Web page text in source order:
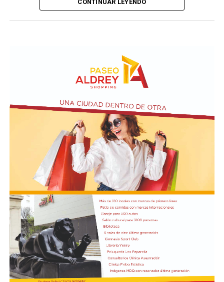
necesitamos", aclaró.Noticias Relacionadas
vuelve el trueque, ¿qué orden es eso?", se preguntó
Kicillof y acusó al gobierno de Milei de "crueldad y
abandono deliberados" en beneficio del FMI.
Además de Otermín, en la visita al municipio el
economista estuvo acompañado por el ministro de
Seguridad bonaerense, Javier Alonso. Allí participó de la
inauguración de una Unidad Táctica de Operaciones
Inmediatas (UTOI).
Luego se refirió al viaje que hizo Georgieva a Vaca
Muerta junto al ministro Luis Caputo y al CEO y
presidente de YPF, Horacio Marin. "Le quiero recordar a
la directora del FMI que ese petróleo que fue a ver es del
pueblo argentino, es nuestro petróleo, es argentino",
dijo y agregó: "Tendría que usarse para el desarrollo
nacional, para la industria nacional, para que lo puedan
comprar y adquirir a un precio posible de los costos
nacionales".
CONTINUAR LEYENDO